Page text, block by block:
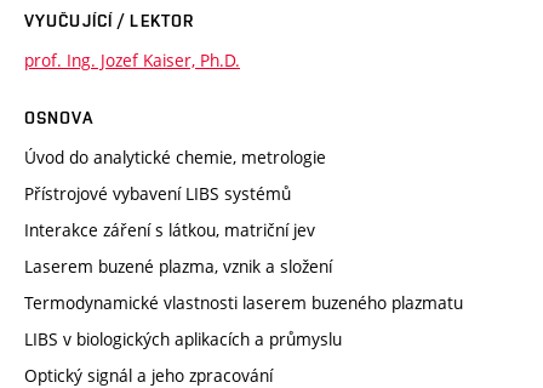
VYUČUJÍCÍ / LEKTOR
prof. Ing. Jozef Kaiser, Ph.D.
OSNOVA
Úvod do analytické chemie, metrologie
Přístrojové vybavení LIBS systémů
Interakce záření s látkou, matriční jev
Laserem buzené plazma, vznik a složení
Termodynamické vlastnosti laserem buzeného plazmatu
LIBS v biologických aplikacích a průmyslu
Optický signál a jeho zpracování